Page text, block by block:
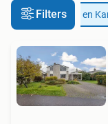
FiltersHuizen en